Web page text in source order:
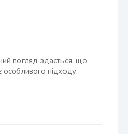
погляд здається, що
особливого підходу.